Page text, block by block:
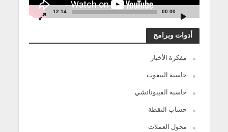
00:00
12:14
أدوات وبرامج
مفكرة الأخبار
حاسبة البيفوت
حاسبة الفيبوناتشي
حساب النقطة
محول العملات